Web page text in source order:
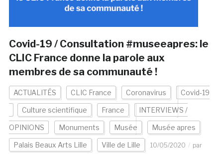
Covid-19 / Consultation #museeapres: le
CLIC France donne la parole aux
membres de sa communauté !
ACTUALITÉS CLIC France Coronavirus Covid-19
Culture scientifique France INTERVIEWS /
OPINIONS Monuments Musée Musée apres
Palais Beaux Arts Lille Ville de Lille 10/05/2020
par